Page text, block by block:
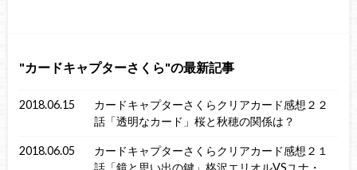
カードキャプターさくら の最新記事
2018.06.15
カードキャプターさくらクリアカード感想２２
話「透明なカード」桜と秋穂の関係は？
2018.06.05
カードキャプターさくらクリアカード感想２１
話「鏡と思い出の鍵」柊沢エリオルVSユナ・